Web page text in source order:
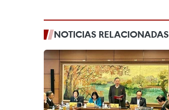
NOTICIAS RELACIONADAS